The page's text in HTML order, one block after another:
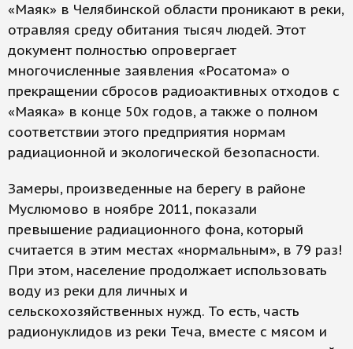
«Маяк» в Челябинской области проникают в реки,
отравляя среду обитания тысяч людей. Этот
документ полностью опровергает
многочисленные заявления «Росатома» о
прекращении сбросов радиоактивных отходов с
«Маяка» в конце 50х годов, а также о полном
соответствии этого предприятия нормам
радиационной и экологической безопасности.
Замеры, произведенные на берегу в районе
Муслюмово в ноябре 2011, показали
превышение радиационного фона, который
считается в этим местах «нормальным», в 79 раз!
При этом, население продолжает использовать
воду из реки для личных и
сельскохозяйственных нужд. То есть, часть
радионуклидов из реки Теча, вместе с мясом и